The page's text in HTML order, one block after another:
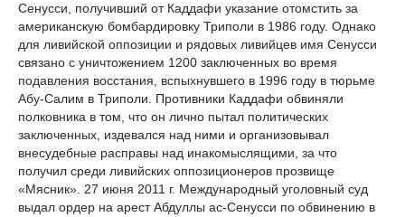
Сенусси, получивший от Каддафи указание отомстить за
американскую бомбардировку Триполи в 1986 году. Однако
для ливийской оппозиции и рядовых ливийцев имя Сенусси
связано с уничтожением 1200 заключенных во время
подавления восстания, вспыхнувшего в 1996 году в тюрьме
Абу-Салим в Триполи. Противники Каддафи обвиняли
полковника в том, что он лично пытал политических
заключенных, издевался над ними и организовывал
внесудебные расправы над инакомыслящими, за что
получил среди ливийских оппозиционеров прозвище
«Мясник». 27 июня 2011 г. Международный уголовный суд
выдал ордер на арест Абдуллы ас-Сенусси по обвинению в